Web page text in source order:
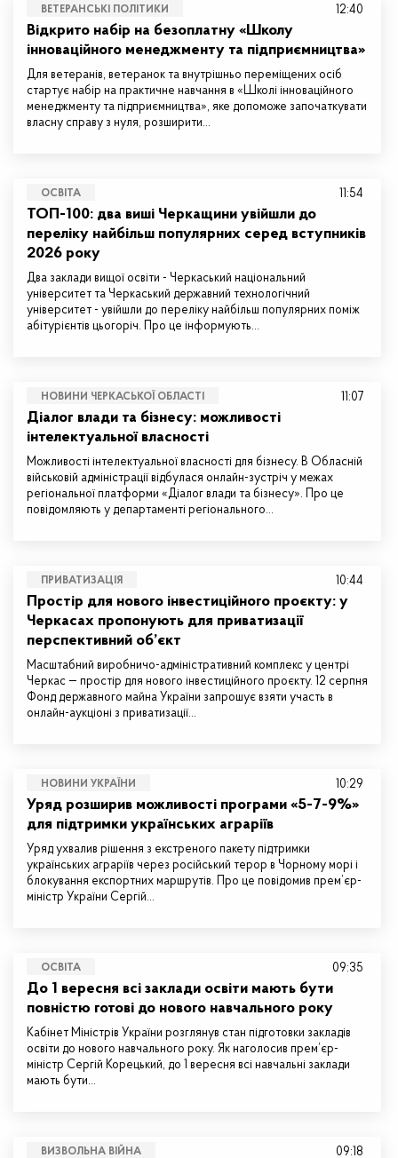
ВЕТЕРАНСЬКІ ПОЛІТИКИ
Відкрито набір на безоплатну «Школу
інноваційного менеджменту та підприємництва»
Для ветеранів, ветеранок та внутрішньо переміщених осіб
стартує набір на практичне навчання в «Школі інноваційного
менеджменту та підприємництва», яке допоможе започаткувати
власну справу з нуля, розширити…
12:40
ОСВІТА
ТОП-100: два виші Черкащини увійшли до
переліку найбільш популярних серед вступників
2026 року
Два заклади вищої освіти - Черкаський національний
університет та Черкаський державний технологічний
університет - увійшли до переліку найбільш популярних поміж
абітурієнтів цьогоріч. Про це інформують…
11:54
НОВИНИ ЧЕРКАСЬКОЇ ОБЛАСТІ
Діалог влади та бізнесу: можливості
інтелектуальної власності
Можливості інтелектуальної власності для бізнесу. В Обласній
військовій адміністрації відбулася онлайн-зустріч у межах
регіональної платформи «Діалог влади та бізнесу». Про це
повідомляють у департаменті регіонального…
11:07
ПРИВАТИЗАЦІЯ
Простір для нового інвестиційного проєкту: у
Черкасах пропонують для приватизації
перспективний об’єкт
Масштабний виробничо-адміністративний комплекс у центрі
Черкас — простір для нового інвестиційного проєкту. 12 серпня
Фонд державного майна України запрошує взяти участь в
онлайн-аукціоні з приватизації…
10:44
НОВИНИ УКРАЇНИ
Уряд розширив можливості програми «5-7-9%»
для підтримки українських аграріїв
Уряд ухвалив рішення з екстреного пакету підтримки
українських аграріїв через російський терор в Чорному морі і
блокування експортних маршрутів. Про це повідомив прем’єр-
міністр України Сергій…
10:29
ОСВІТА
До 1 вересня всі заклади освіти мають бути
повністю готові до нового навчального року
Кабінет Міністрів України розглянув стан підготовки закладів
освіти до нового навчального року. Як наголосив прем’єр-
міністр Сергій Корецький, до 1 вересня всі навчальні заклади
мають бути…
09:35
ВИЗВОЛЬНА ВІЙНА 09:18